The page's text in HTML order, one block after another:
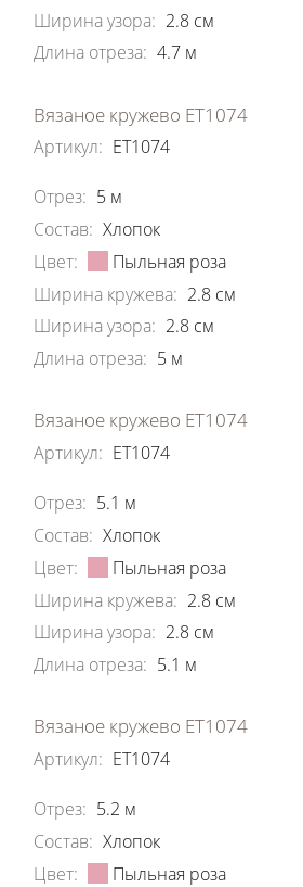
Ширина узора: 2.8 см
Длина отреза: 4.7 м
Вязаное кружево ЕТ1074
Артикул: ЕТ1074
Характеристики
Отрез: 5 м
Состав: Хлопок
Цвет:
Пыльная роза
Ширина кружева: 2.8 см
Ширина узора: 2.8 см
Длина отреза: 5 м
Вязаное кружево ЕТ1074
Артикул: ЕТ1074
Характеристики
Отрез: 5.1 м
Состав: Хлопок
Цвет:
Пыльная роза
Ширина кружева: 2.8 см
Ширина узора: 2.8 см
Длина отреза: 5.1 м
Вязаное кружево ЕТ1074
Артикул: ЕТ1074
Характеристики
Отрез: 5.2 м
Состав: Хлопок
Цвет:
Пыльная роза